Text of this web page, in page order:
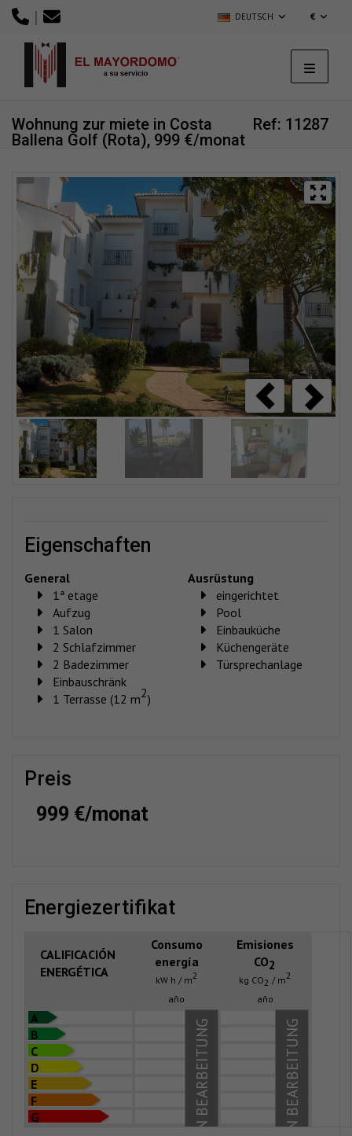
| DEUTSCH €
Ref: 11287
Wohnung zur miete in Costa
Ballena Golf (Rota), 999 €/monat
eigenschaften
General
1ª etage
Aufzug
1 Salon
2 Schlafzimmer
2 Badezimmer
Einbauschränk
1 Terrasse (12 m2)
Ausrüstung
eingerichtet
Pool
Einbauküche
Küchengeräte
Türsprechanlage
preis
999 €/monat
energiezertifikat
CALIFICACIÓN
ENERGÉTICA
Consumo
energía
kW h / m2
año
Emisiones
CO2
kg CO2 / m2
año
A
B
C
D
E
F
G
IN BEARBEITUNG
IN BEARBEITUNG